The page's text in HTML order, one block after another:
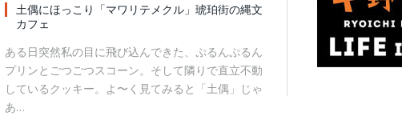
土偶にほっこり「マワリテメクル」琥珀街の縄文
カフェ
ある日突然私の目に飛び込んできた、ぷるんぷるん
プリンとごつごつスコーン。そして隣りで直立不動
しているクッキー。よ〜く見てみると「土偶」じゃ
あ…